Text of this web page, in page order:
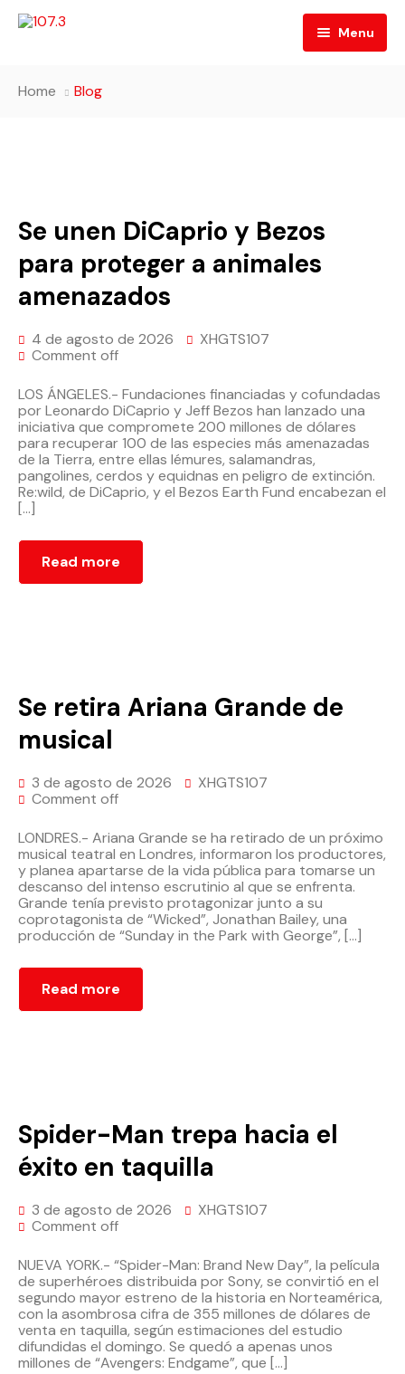
Menu
Quiénes Somos
Código de Ética
Home Blog
Se unen DiCaprio y Bezos
para proteger a animales
amenazados
4 de agosto de 2026
XHGTS107
Comment off
LOS ÁNGELES.- Fundaciones financiadas y cofundadas
por Leonardo DiCaprio y Jeff Bezos han lanzado una
iniciativa que compromete 200 millones de dólares
para recuperar 100 de las especies más amenazadas
de la Tierra, entre ellas lémures, salamandras,
pangolines, cerdos y equidnas en peligro de extinción.
Re:wild, de DiCaprio, y el Bezos Earth Fund encabezan el
[…]
Read more
Se retira Ariana Grande de
musical
3 de agosto de 2026
XHGTS107
Comment off
LONDRES.- Ariana Grande se ha retirado de un próximo
musical teatral en Londres, informaron los productores,
y planea apartarse de la vida pública para tomarse un
descanso del intenso escrutinio al que se enfrenta.
Grande tenía previsto protagonizar junto a su
coprotagonista de “Wicked”, Jonathan Bailey, una
producción de “Sunday in the Park with George”, […]
Read more
Spider-Man trepa hacia el
éxito en taquilla
3 de agosto de 2026
XHGTS107
Comment off
NUEVA YORK.- “Spider-Man: Brand New Day”, la película
de superhéroes distribuida por Sony, se convirtió en el
segundo mayor estreno de la historia en Norteamérica,
con la asombrosa cifra de 355 millones de dólares de
venta en taquilla, según estimaciones del estudio
difundidas el domingo. Se quedó a apenas unos
millones de “Avengers: Endgame”, que […]